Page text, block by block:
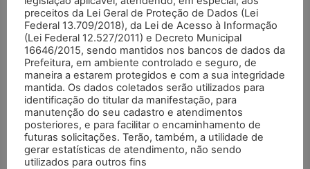
TI Craisa 15/05/2026 09:00
Preencha o formulário abaixo e clique em "VER
DOCUMENTO".
Você será direcionado para o documento específico.
Seu nome (obrigatório)
preceitos da Lei Geral de Proteção de Dados (Lei
Federal 13.709/2018), da Lei de Acesso à Informação
(Lei Federal 12.527/2011) e Decreto Municipal
16646/2015, sendo mantidos nos bancos de dados da
Prefeitura, em ambiente controlado e seguro, de
maneira a estarem protegidos e com a sua integridade
mantida. Os dados coletados serão utilizados para
identificação do titular da manifestação, para
manutenção do seu cadastro e atendimentos
posteriores, e para facilitar o encaminhamento de
futuras solicitações. Terão, também, a utilidade de
gerar estatísticas de atendimento, não sendo
utilizados para outros fins